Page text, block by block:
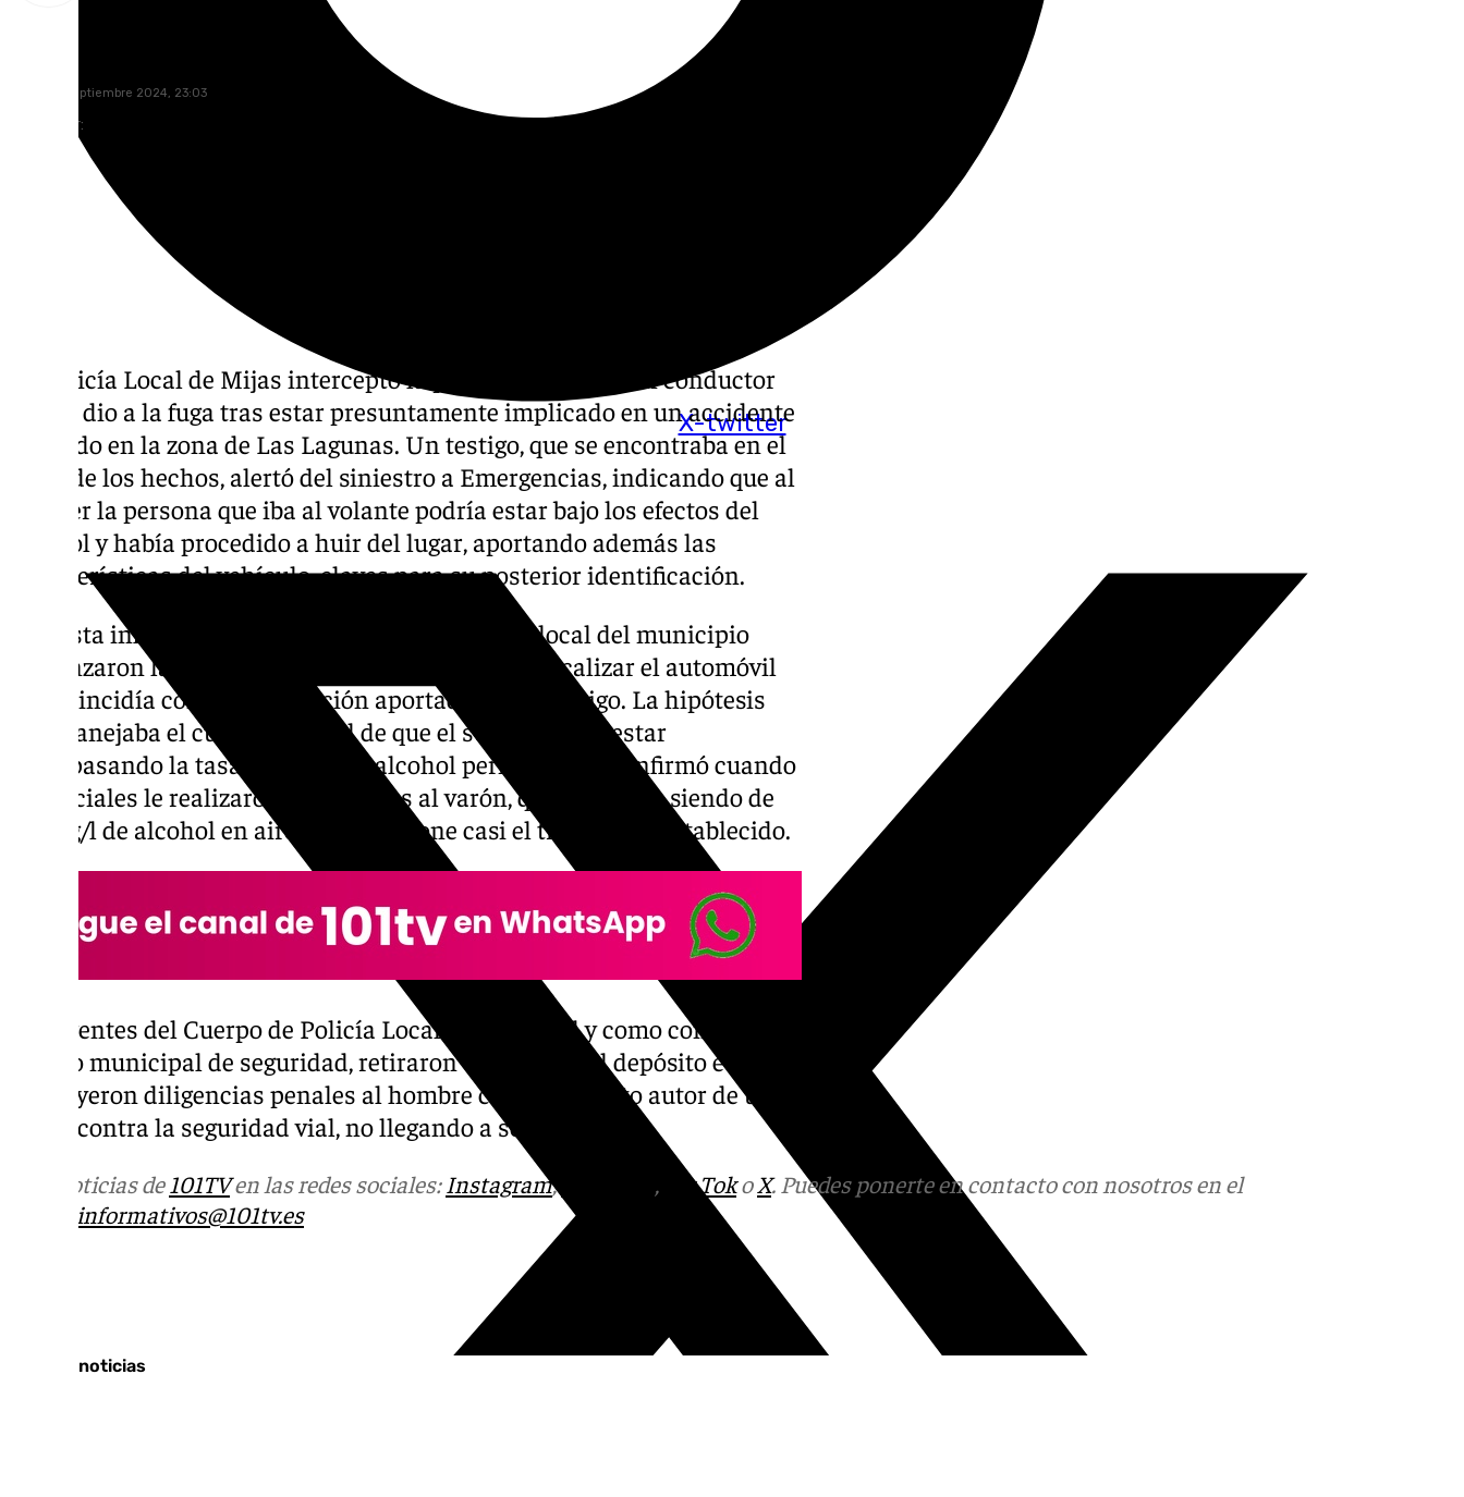
X-twitter
martes, 3 septiembre 2024, 23:03
Compartir:
La Policía Local de Mijas interceptó la pasada semana a un conductor
que se dio a la fuga tras estar presuntamente implicado en un accidente
ocurrido en la zona de Las Lagunas. Un testigo, que se encontraba en el
lugar de los hechos, alertó del siniestro a Emergencias, indicando que al
parecer la persona que iba al volante podría estar bajo los efectos del
alcohol y había procedido a huir del lugar, aportando además las
características del vehículo, claves para su posterior identificación.
Con esta información, las patrullas de la policía local del municipio
comenzaron las batidas correspondientes hasta localizar el automóvil
que coincidía con la información aportada por el testigo. La hipótesis
que manejaba el cuerpo policial de que el sujeto podría estar
sobrepasando la tasa máxima de alcohol permitida, se confirmó cuando
los oficiales le realizaron las pruebas al varón, que acabaron siendo de
0,4 mg/l de alcohol en aire, lo que supone casi el triple de lo establecido.
Los agentes del Cuerpo de Policía Local de Mijas, tal y como confirma el
cuerpo municipal de seguridad, retiraron el vehículo al depósito e
instruyeron diligencias penales al hombre como presunto autor de un
delito contra la seguridad vial, no llegando a ser detenido.
Más noticias de 101TVen las redes sociales: Instagram, , Tik TokoX. Puedes ponerte en contacto con nosotros en el
informativos@101tv.es
Últimas noticias